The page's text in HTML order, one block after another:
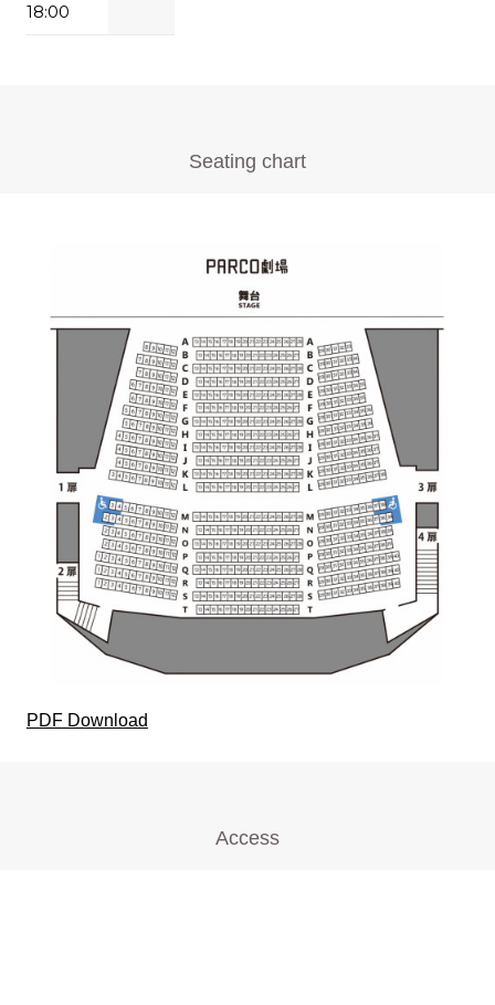
18:00
Seating chart
PDF Download
Access